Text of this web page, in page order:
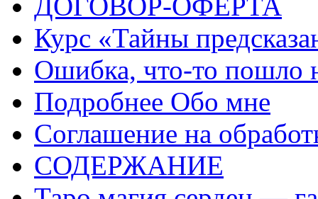
Курс «Тайны
Ошибка, что-то пошло
Подробнее Обо мне
Соглашение на
СОДЕРЖАНИЕ